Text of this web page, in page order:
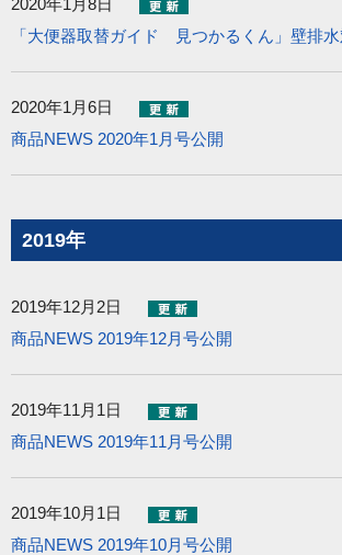
2020年1月8日
「大便器取替ガイド 見つかるくん」壁排
2020年1月6日
商品NEWS 2020年1月号公開
2019年
2019年12月2日
商品NEWS 2019年12月号公開
2019年11月1日
商品NEWS 2019年11月号公開
2019年10月1日
商品NEWS 2019年10月号公開